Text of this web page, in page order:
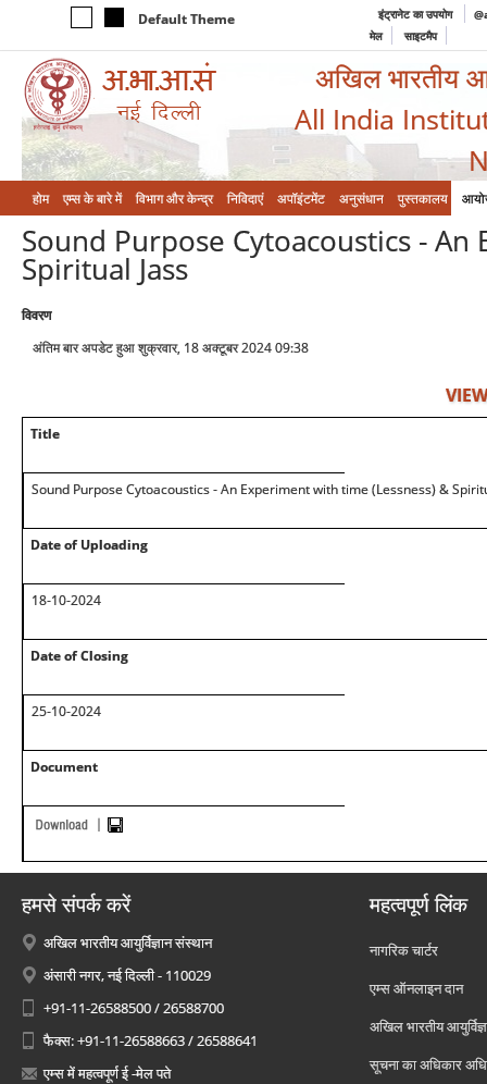
Default Theme इंट्रानेट का उपयोग
मेल
साइटमैप
अखिल भारतीय
All India
होम एम्‍स के बारे में विभाग और केन्‍द्र निविदाएं अपॉइंटमेंट अनुसंधान पुस्तकालय
Sound Purpose Cytoacoustics -
Spiritual Jass
विवरण
अंतिम बार अपडेट हुआ शुक्रवार, 18 अक्टूबर 2024 09:38
Title
Sound Purpose Cytoacoustics - An Experiment with time (Lessness) &
Date of Uploading
18-10-2024
Date of Closing
25-10-2024
Document
हमसे संपर्क करें
अखिल भारतीय आयुर्विज्ञान संस्थान
अंसारी नगर, नई दिल्ली - 110029
+91-11-26588500 / 26588700
फैक्स: +91-11-26588663 / 26588641
एम्स में महत्वपूर्ण ई -मेल पते
महत्वपूर्ण लिंक
नागरिक चार्टर
एम्स ऑनलाइन दान
अखिल भारतीय
सूचना का अधिकार